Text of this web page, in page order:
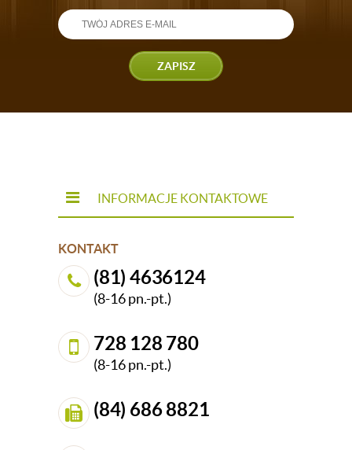
ZAPISZ
INFORMACJE KONTAKTOWE
KONTAKT
(81) 4636124
(8-16 pn.-pt.)
728 128 780
(8-16 pn.-pt.)
(84) 686 8821